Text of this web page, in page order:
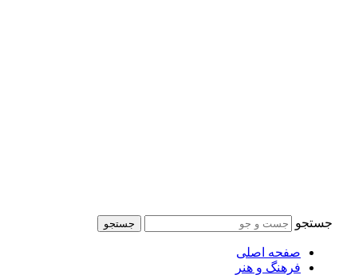
جستجو جستجو
صفحه اصلی
فرهنگ و هنر